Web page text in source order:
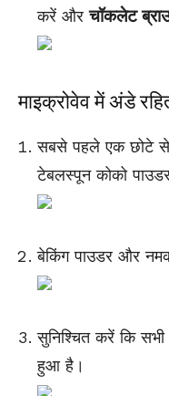
करें औरचॉकलेट
माइक्रोवेव में अंडे
सबसे पहले एक छोटे से
टेबलस्पून कोको
बेकिंग पाउडर और
सुनिश्चित करें कि
हुआ है।